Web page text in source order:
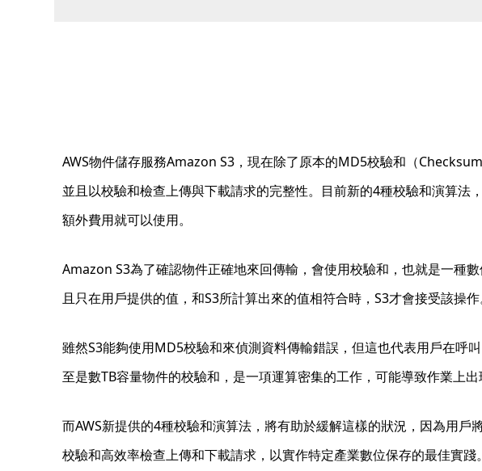
AWS物件儲存服務Amazon S3，現在除了原本的MD5校驗和（
並且以校驗和檢查上傳與下載請求的完整性。目前新的4種校驗和演算法
額外費用就可以使用。
Amazon S3為了確認物件正確地來回傳輸，會使用校驗和，也就是一種
且只在用戶提供的值，和S3所計算出來的值相符合時，S3才會接受該操作
雖然S3能夠使用MD5校驗和來偵測資料傳輸錯誤，但這也代表用戶在
至是數TB容量物件的校驗和，是一項運算密集的工作，可能導致作業上
而AWS新提供的4種校驗和演算法，將有助於緩解這樣的狀況，因為用
校驗和高效率檢查上傳和下載請求，以實作特定產業數位保存的最佳實